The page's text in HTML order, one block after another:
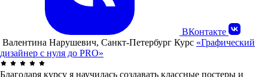
ВКонтакте
Валентина Нарушевич, Санкт-Петербург Курс «Графический
дизайнер с нуля до PRO»
Благодаря курсу я научилась создавать классные постеры и